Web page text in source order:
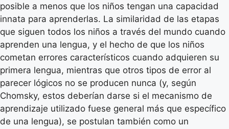
posible a menos que los niños tengan una capacidad
innata para aprenderlas. La similaridad de las etapas
que siguen todos los niños a través del mundo cuando
aprenden una lengua, y el hecho de que los niños
cometan errores característicos cuando adquieren su
primera lengua, mientras que otros tipos de error al
parecer lógicos no se producen nunca (y, según
Chomsky, estos deberían darse si el mecanismo de
aprendizaje utilizado fuese general más que específico
de una lengua), se postulan también como un